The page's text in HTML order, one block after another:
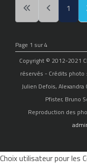
1
Page 1 sur 4
Copyright © 2012-2021
réservés - Crédits photo
Julien Defois,
Pfister, Bruno
Reproduction des
Choix utilisateur pour les